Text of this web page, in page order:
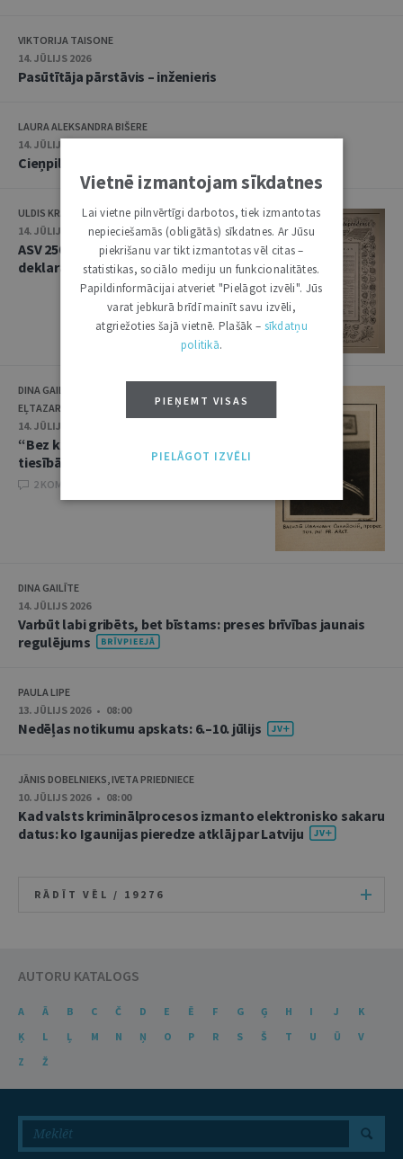
VIKTORIJA TAISONE
14. JŪLIJS 2026
Pasūtītāja pārstāvis – inženieris
LAURA ALEKSANDRA BIŠERE
14. JŪLIJS 2026
Cieņpilna nāve kā daļa no tiesībām uz privāto dzīvi
ULDIS KRASTIŅŠ
14. JŪLIJS 2026
ASV 250 – kur meklēt Neatkarības
deklarācijas oriģinālu?
DINA GAILĪTE, SVETLANA KOVAĻČUKA, KSENIJA
EĻTAZAROVA, LEONS PODBREZSKIS
14. JŪLIJS 2026
“Bez kultūras nav tiesību, bez
tiesībām nav īstas dzīves”
2 KOMENTĀRI
DINA GAILĪTE
14. JŪLIJS 2026
Varbūt labi gribēts, bet bīstams: preses brīvības jaunais
regulējums
PAULA LIPE
13. JŪLIJS 2026 • 08:00
Nedēļas notikumu apskats: 6.–10. jūlijs
JĀNIS DOBELNIEKS, IVETA PRIEDNIECE
10. JŪLIJS 2026 • 08:00
Kad valsts kriminālprocesos izmanto elektronisko sakaru
datus: ko Igaunijas pieredze atklāj par Latviju
RĀDĪT VĒL / 19276
AUTORU KATALOGS
A Ā B C Č D E Ē F G Ģ H I J
K
Ķ
L Ļ M N Ņ O P R S Š T U Ū
V
Z
Ž
Vietnē izmantojam sīkdatnes
Lai vietne pilnvērtīgi darbotos, tiek izmantotas
nepieciešamās (obligātās) sīkdatnes. Ar Jūsu
piekrišanu var tikt izmantotas vēl citas –
statistikas, sociālo mediju un funkcionalitātes.
Papildinformācijai atveriet "Pielāgot izvēli". Jūs
varat jebkurā brīdī mainīt savu izvēli,
atgriežoties šajā vietnē. Plašāk – sīkdatņu
politikā.
PIEŅEMT VISAS
PIELĀGOT IZVĒLI